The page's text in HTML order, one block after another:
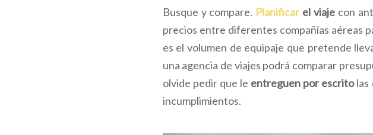
Busque y compare. Planificarel viajecon
precios entre diferentes compañías aéreas
es el volumen de equipaje que pretende
una agencia de viajes podrá comparar
olvide pedir que le entreguen por escritolas
incumplimientos.